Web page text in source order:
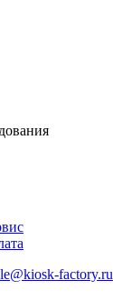
factory.ru